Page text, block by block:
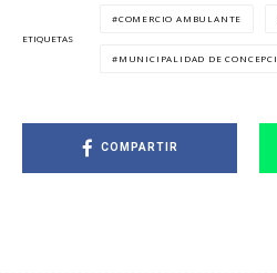
ETIQUETAS
COMERCIO AMBULANTE
MUNICIPALIDAD DE
COMPARTIR